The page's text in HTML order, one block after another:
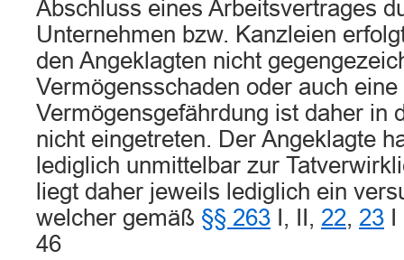
Abschluss eines Arbeitsvertrages
Unternehmen bzw. Kanzleien
den Angeklagten nicht
Vermögensschaden oder auch eine
Vermögensgefährdung ist daher in
nicht eingetreten. Der Angeklagte
lediglich unmittelbar zur
liegt daher jeweils lediglich ein
welcher gemäß §§ 263 I, II, 22, 23
46